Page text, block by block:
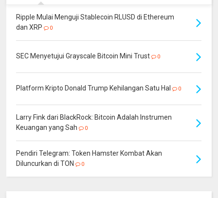
Ripple Mulai Menguji Stablecoin RLUSD di Ethereum
dan XRP
0
SEC Menyetujui Grayscale Bitcoin Mini Trust 0
Platform Kripto Donald Trump Kehilangan Satu Hal 0
Larry Fink dari BlackRock: Bitcoin Adalah Instrumen
Keuangan yang Sah
0
Pendiri Telegram: Token Hamster Kombat Akan
Diluncurkan di TON
0